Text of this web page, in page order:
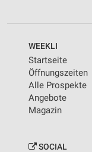
WEEKLI
Startseite
Öffnungszeiten
Alle Prospekte
Angebote
Magazin
SOCIAL